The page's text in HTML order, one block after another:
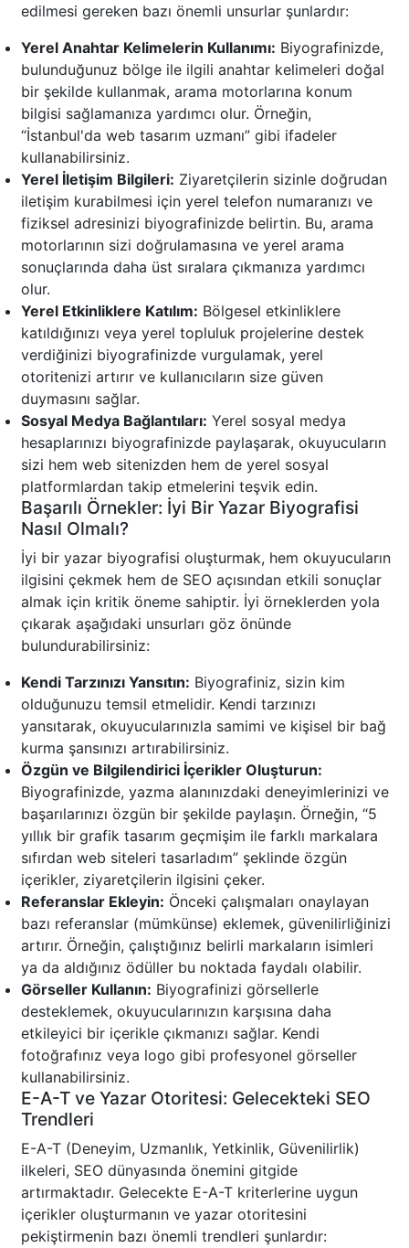
edilmesi gereken bazı önemli unsurlar şunlardır:
Yerel Anahtar Kelimelerin Kullanımı: Biyografinizde,
bulunduğunuz bölge ile ilgili anahtar kelimeleri doğal
bir şekilde kullanmak, arama motorlarına konum
bilgisi sağlamanıza yardımcı olur. Örneğin,
“İstanbul'da web tasarım uzmanı” gibi ifadeler
kullanabilirsiniz.
Yerel İletişim Bilgileri: Ziyaretçilerin sizinle doğrudan
iletişim kurabilmesi için yerel telefon numaranızı ve
fiziksel adresinizi biyografinizde belirtin. Bu, arama
motorlarının sizi doğrulamasına ve yerel arama
sonuçlarında daha üst sıralara çıkmanıza yardımcı
olur.
Yerel Etkinliklere Katılım: Bölgesel etkinliklere
katıldığınızı veya yerel topluluk projelerine destek
verdiğinizi biyografinizde vurgulamak, yerel
otoritenizi artırır ve kullanıcıların size güven
duymasını sağlar.
Sosyal Medya Bağlantıları: Yerel sosyal medya
hesaplarınızı biyografinizde paylaşarak, okuyucuların
sizi hem web sitenizden hem de yerel sosyal
platformlardan takip etmelerini teşvik edin.
Başarılı Örnekler: İyi Bir Yazar Biyografisi
Nasıl Olmalı?
İyi bir yazar biyografisi oluşturmak, hem okuyucuların
ilgisini çekmek hem de SEO açısından etkili sonuçlar
almak için kritik öneme sahiptir. İyi örneklerden yola
çıkarak aşağıdaki unsurları göz önünde
bulundurabilirsiniz:
Kendi Tarzınızı Yansıtın: Biyografiniz, sizin kim
olduğunuzu temsil etmelidir. Kendi tarzınızı
yansıtarak, okuyucularınızla samimi ve kişisel bir bağ
kurma şansınızı artırabilirsiniz.
Özgün ve Bilgilendirici İçerikler Oluşturun:
Biyografinizde, yazma alanınızdaki deneyimlerinizi ve
başarılarınızı özgün bir şekilde paylaşın. Örneğin, “5
yıllık bir grafik tasarım geçmişim ile farklı markalara
sıfırdan web siteleri tasarladım” şeklinde özgün
içerikler, ziyaretçilerin ilgisini çeker.
Referanslar Ekleyin: Önceki çalışmaları onaylayan
bazı referanslar (mümkünse) eklemek, güvenilirliğinizi
artırır. Örneğin, çalıştığınız belirli markaların isimleri
ya da aldığınız ödüller bu noktada faydalı olabilir.
Görseller Kullanın: Biyografinizi görsellerle
desteklemek, okuyucularınızın karşısına daha
etkileyici bir içerikle çıkmanızı sağlar. Kendi
fotoğrafınız veya logo gibi profesyonel görseller
kullanabilirsiniz.
E-A-T ve Yazar Otoritesi: Gelecekteki SEO
Trendleri
E-A-T (Deneyim, Uzmanlık, Yetkinlik, Güvenilirlik)
ilkeleri, SEO dünyasında önemini gitgide
artırmaktadır. Gelecekte E-A-T kriterlerine uygun
içerikler oluşturmanın ve yazar otoritesini
pekiştirmenin bazı önemli trendleri şunlardır: